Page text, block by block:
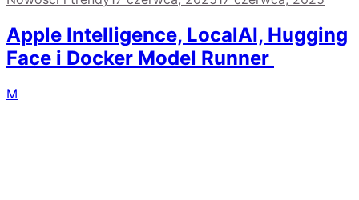
Apple Intelligence, LocalAI, Hugging
Face i Docker Model Runner
M